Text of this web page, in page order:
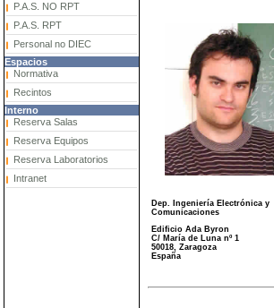
P.A.S. NO RPT
P.A.S. RPT
Personal no DIEC
Espacios
Normativa
Recintos
Interno
Reserva Salas
Reserva Equipos
Reserva Laboratorios
Intranet
Dep. Ingeniería Electrónica y
Comunicaciones
Edificio Ada Byron
C/ María de Luna nº 1
50018, Zaragoza
España